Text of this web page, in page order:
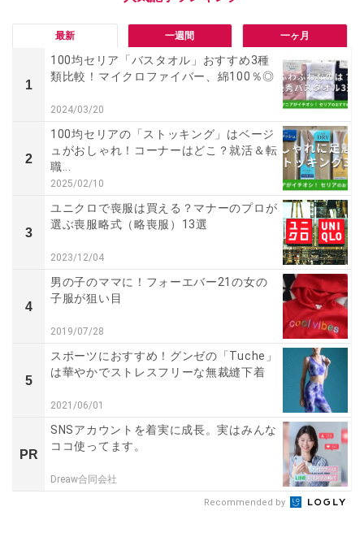
最新 一週間 一ヶ月
1
100均セリア「バスタオル」おすすめ3種
類比較！マイクロファイバー、綿100％◎
2024/03/20
2
100均セリアの「ストッキング」はベージ
ュがおしゃれ！コーナーはどこ？就活＆転
職...
2025/02/10
3
ユニクロで喪服は買える？マナーのプロが
選ぶ喪服略式（略喪服）13選
2023/12/04
4
男の子のママに！フォーエバー21の女の
子服が狙い目
2019/07/28
5
スポーツにおすすめ！グンゼの「Tuche」
は華やかでストレスフリーな無裁縫下着
2021/06/01
PR
SNSアカウントを着実に成長。実はみんな
ココ使ってます。
Dreaw合同会社
Recommended by